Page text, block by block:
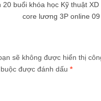
20 buổi khóa học Kỹ thuật
core lương 3P online 09
sẽ không được hiển thị
được đánh dấu *